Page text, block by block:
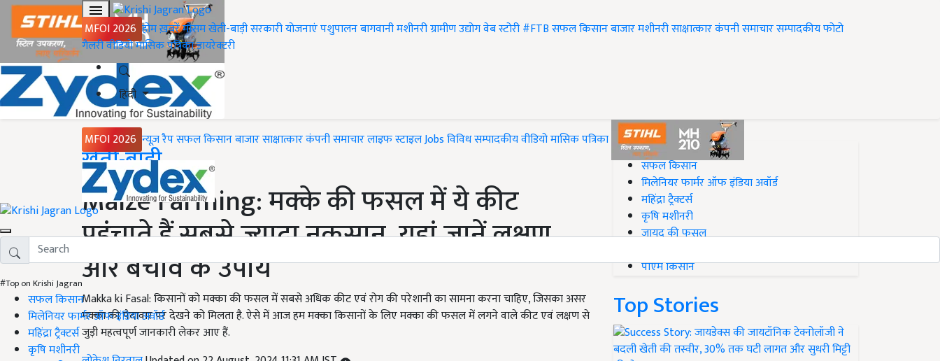
MFOI 2026 होमख़बरेंमौसमखेती-बाड़ीसरकारी योजनाएंपशुपालनबागवानीमशीनरीग्रामीण उद्योगवेब स्टोरी#FTBसफल किसानबाजारमशीनरीसाक्षात्कारकंपनी समाचारसम्पादकीयफोटो
गैलरीवीडियोमासिक पत्रिकाडायरेक्टरी
हिंदी
MFOI 2026 न्यूज़ रैपसफल किसानबाजारसाक्षात्कारकंपनी समाचारलाइफ स्टाइलJobsविविधसम्पादकीयवीडियोमासिक पत्रिका
#Top on Krishi Jagran
सफल किसान
मिलेनियर फार्मर ऑफ इंडिया अवॉर्ड
महिंद्रा ट्रैक्टर्स
कृषि मशीनरी
Home
खेती-बाड़ी
Maize Farming: मक्के की फसल में ये कीट
पहुंचाते हैं सबसे ज्यादा नुकसान, यहां जानें लक्षण
और बचाव के उपाय
Makka ki Fasal: किसानों को मक्का की फसल में सबसे अधिक कीट एवं रोग की परेशानी का सामना करना चाहिए, जिसका असर
मक्का की पैदावार पर देखने को मिलता है. ऐसे में आज हम मक्का किसानों के लिए मक्का की फसल में लगने वाले कीट एवं लक्षण से
जुड़ी महत्वपूर्ण जानकारी लेकर आए हैं.
#Top on Krishi Jagran
सफल किसान
मिलेनियर फार्मर ऑफ इंडिया अवॉर्ड
महिंद्रा ट्रैक्टर्स
कृषि मशीनरी
जायद की फसल
पीएम किसान
Top Stories